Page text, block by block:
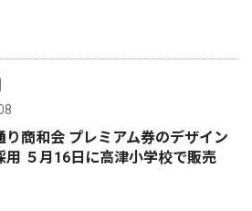
り商和会 プレミアム券のデザイン
用 ５月16日に高津小学校で販売